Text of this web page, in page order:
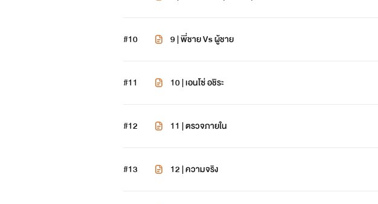
#10 9 | พี่ชาย Vs ผู้ชาย
#11 10 | เอนโซ่ อชิระ
#12 11 | ตรวจภายใน
#13 12 | ความจริง